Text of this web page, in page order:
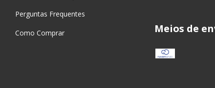
Perguntas Frequentes
Como Comprar Meios de